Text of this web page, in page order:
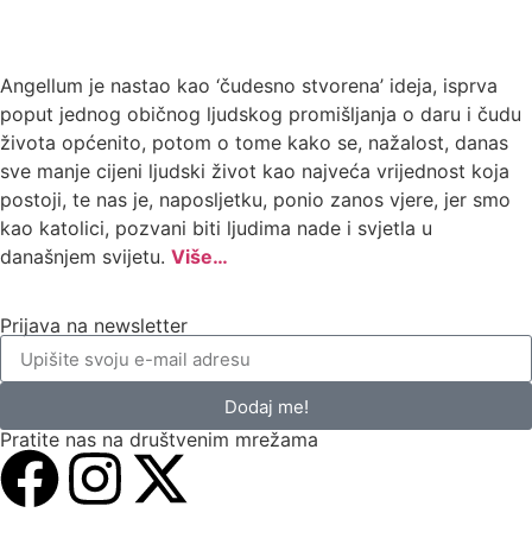
Angellum je nastao kao ‘čudesno stvorena’ ideja, isprva
poput jednog običnog ljudskog promišljanja o daru i čudu
života općenito, potom o tome kako se, nažalost, danas
sve manje cijeni ljudski život kao najveća vrijednost koja
postoji, te nas je, naposljetku, ponio zanos vjere, jer smo
kao katolici, pozvani biti ljudima nade i svjetla u
današnjem svijetu. Više…
Prijava na newsletter
Dodaj me!
Pratite nas na društvenim mrežama